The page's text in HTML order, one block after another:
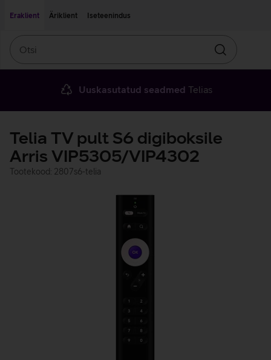
Eraklient
Äriklient Iseteenindus
Otsin
Uuskasutatud seadmed Telias
Telia TV pult S6 digiboksile
Arris VIP5305/VIP4302
Tootekood: 2807s6-telia